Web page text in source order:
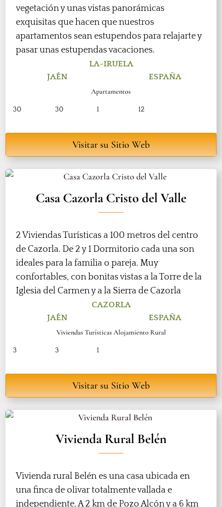
vegetación y unas vistas panorámicas
exquisitas que hacen que nuestros
apartamentos sean estupendos para relajarte y
pasar unas estupendas vacaciones.
LA-IRUELA
JAÉN
ESPAÑA
Apartamentos
30 30 1 12
Visitar su Sitio Web
Casa Cazorla Cristo del Valle
2 Viviendas Turísticas a 100 metros del centro
de Cazorla. De 2 y 1 Dormitorio cada una son
ideales para la familia o pareja. Muy
confortables, con bonitas vistas a la Torre de la
Iglesia del Carmen y a la Sierra de Cazorla
CAZORLA
JAÉN
ESPAÑA
Viviendas Turísticas Alojamiento Rural
3 3 1
Visitar su Sitio Web
Vivienda Rural Belén
Vivienda rural Belén es una casa ubicada en
una finca de olivar totalmente vallada e
independiente. A 2 km de Pozo Alcón y a 6 km